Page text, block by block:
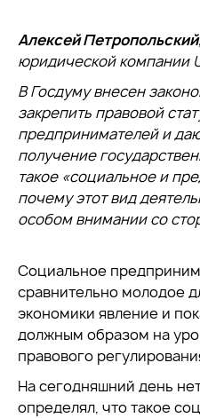
Алексей Петропольский
юридической компании
В Госдуму внесен
закрепить правовой
предпринимателей и
получение
такое «социальное и
почему этот вид
особом внимании со
Социальное
сравнительно молодое
экономики явление и
должным образом на
правового
На сегодняшний день
определял, что такое